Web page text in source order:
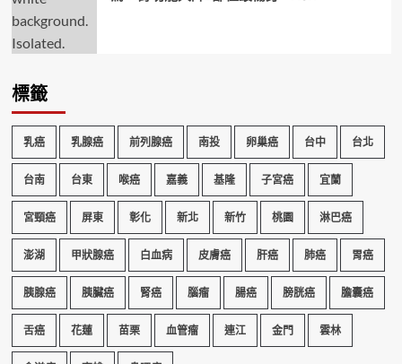
標籤
乳癌 乳腺癌 前列腺癌 南投 卵巢癌 台中 台北
台南 台東 喉癌 嘉義 基隆 子宮癌 宜蘭
宮頸癌 屏東 彰化 新北 新竹 桃園 淋巴癌
澎湖 甲狀腺癌 白血病 皮膚癌 肝癌 肺癌 胃癌
胰腺癌 胰臟癌 腎癌 腦瘤 腸癌 膀胱癌 膽囊癌
舌癌 花蓮 苗栗 血管瘤 連江 金門 雲林